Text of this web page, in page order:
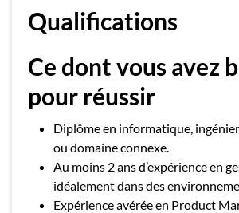
Qualifications
Ce dont vous avez
pour réussir
Diplôme en informatique,
ou domaine connexe.
Au moins 2 ans d’expérience en
idéalement dans des
Expérience avérée en Product